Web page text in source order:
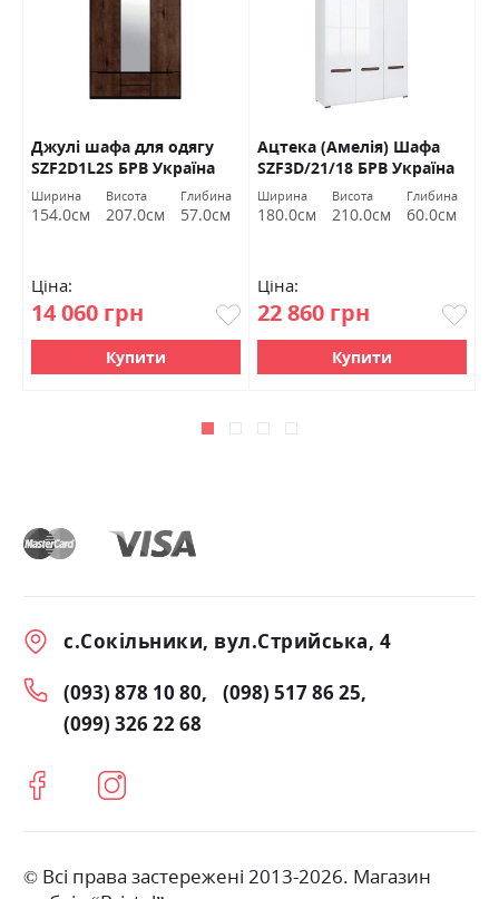
Джулі шафа для одягу
SZF2D1L2S БРВ Україна
Ширина
154.0см
Висота
207.0см
Глибина
57.0см
Ціна:
14 060 грн
Купити
Ацтека (Амелія) Шафа
SZF3D/21/18 БРВ Україна
Ширина
180.0см
Висота
210.0см
Глибина
60.0см
Ціна:
22 860 грн
Купити
с.Сокільники, вул.Стрийська, 4
(093) 878 10 80
(098) 517 86 25
(099) 326 22 68
© Всі права застережені 2013-2026. Магазин